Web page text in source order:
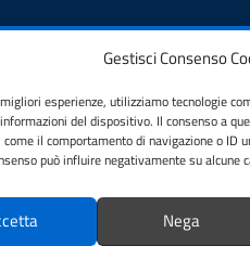
Gestisci Consenso
esperienze, utilizziamo tecnologie
del dispositivo. Il consenso a
il comportamento di navigazione o ID
può influire negativamente su alcune
Nega